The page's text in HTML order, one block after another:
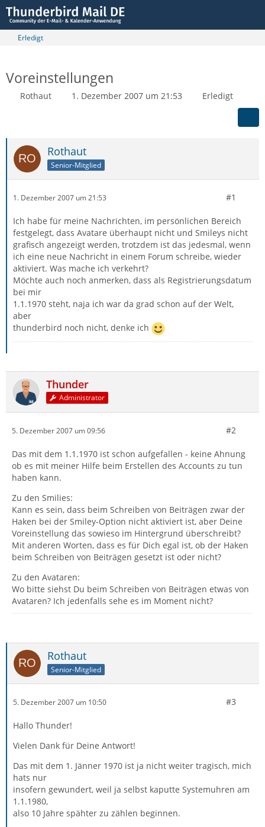
Erledigt
Voreinstellungen
Rothaut 1. Dezember 2007 um 21:53 Erledigt
Rothaut
Senior-Mitglied
1. Dezember 2007 um 21:53 #1
Ich habe für meine Nachrichten, im persönlichen Bereich
festgelegt, dass Avatare überhaupt nicht und Smileys nicht
grafisch angezeigt werden, trotzdem ist das jedesmal, wenn
ich eine neue Nachricht in einem Forum schreibe, wieder
aktiviert. Was mache ich verkehrt?
Möchte auch noch anmerken, dass als Registrierungsdatum
bei mir
1.1.1970 steht, naja ich war da grad schon auf der Welt,
aber
thunderbird noch nicht, denke ich
Thunder
Administrator
5. Dezember 2007 um 09:56 #2
Das mit dem 1.1.1970 ist schon aufgefallen - keine Ahnung
ob es mit meiner Hilfe beim Erstellen des Accounts zu tun
haben kann.
Zu den Smilies:
Kann es sein, dass beim Schreiben von Beiträgen zwar der
Haken bei der Smiley-Option nicht aktiviert ist, aber Deine
Voreinstellung das sowieso im Hintergrund überschreibt?
Mit anderen Worten, dass es für Dich egal ist, ob der Haken
beim Schreiben von Beiträgen gesetzt ist oder nicht?
Zu den Avataren:
Wo bitte siehst Du beim Schreiben von Beiträgen etwas von
Avataren? Ich jedenfalls sehe es im Moment nicht?
Rothaut
Senior-Mitglied
5. Dezember 2007 um 10:50 #3
Hallo Thunder!
Vielen Dank für Deine Antwort!
Das mit dem 1. Jänner 1970 ist ja nicht weiter tragisch, mich
hats nur
insofern gewundert, weil ja selbst kaputte Systemuhren am
1.1.1980,
also 10 Jahre spähter zu zählen beginnen.